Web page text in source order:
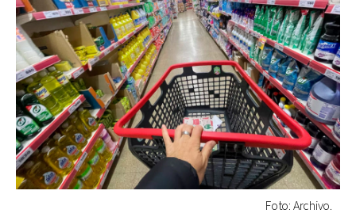
Foto: Archivo.